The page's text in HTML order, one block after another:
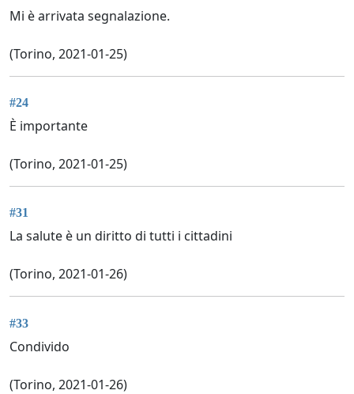
Mi è arrivata segnalazione.
(Torino, 2021-01-25)
#24
È importante
(Torino, 2021-01-25)
#31
La salute è un diritto di tutti i cittadini
(Torino, 2021-01-26)
#33
Condivido
(Torino, 2021-01-26)